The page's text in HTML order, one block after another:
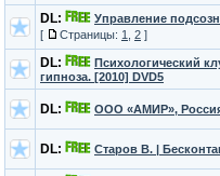
DL:
Управление
[
Страницы: 1 2 ]
DL:
Психологический
гипноза. [2010] DVD5
DL: ООО «АМИР», Россия
DL: Старов В. |